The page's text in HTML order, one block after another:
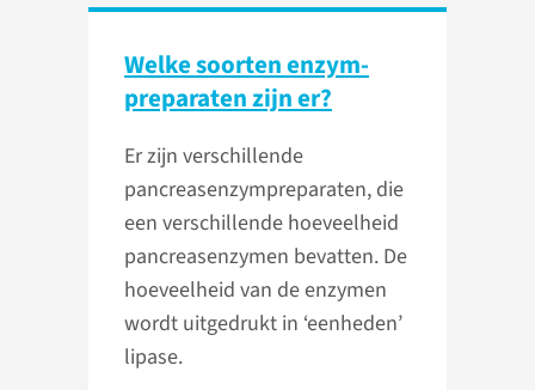
Welke soorten enzym­
preparaten zijn er?
Er zijn verschillende
pancreasenzympreparaten, die
een verschillende hoeveelheid
pancreasenzymen bevatten. De
hoeveelheid van de enzymen
wordt uitgedrukt in ‘eenheden’
lipase.